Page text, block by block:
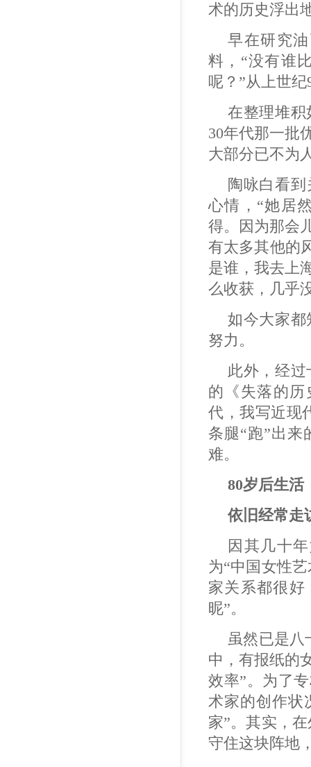
术的历史浮出
早在研究
料，“没有谁
呢？”从上世
在整理堆
30年代那一批
大部分已不为
陶咏白看
心情，“她居
得。因为那会
有太多其他的
是谁，我去上
么收获，几乎
如今大家
努力。
此外，经
的《失落的
代，我写近现
条腿“跑”出来
难。
80岁后生活
依旧经常走
因其几十
为“中国女性
家关系都很好
昵”。
虽然已是八
中，有报纸的
效率”。为了
术家的创作状
家”。其实，
守住这块阵地